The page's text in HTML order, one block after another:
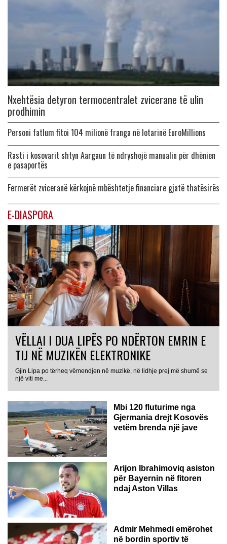
Nxehtësia detyron termocentralet zvicerane të ulin
prodhimin
Personi fatlum fitoi 104 milionë franga në lotarinë EuroMillions
Rasti i kosovarit shtyn Aargaun të ndryshojë manualin për dhënien
e pasaportës
Fermerët zviceranë kërkojnë mbështetje financiare gjatë thatësirës
E-DIASPORA
VËLLAI I DUA LIPËS PO NDËRTON EMRIN E
TIJ NË MUZIKËN ELEKTRONIKE
Gjin Lipa po tërheq vëmendjen në muzikë, në lidhje prej më shumë se
një viti me...
GJERMANI
Mbi 120 fluturime nga
Gjermania drejt Kosovës
vetëm brenda një jave
Arijon Ibrahimoviq asiston
për Bayernin në fitoren
ndaj Aston Villas
ZVICËR
Admir Mehmedi emërohet
në bordin sportiv të